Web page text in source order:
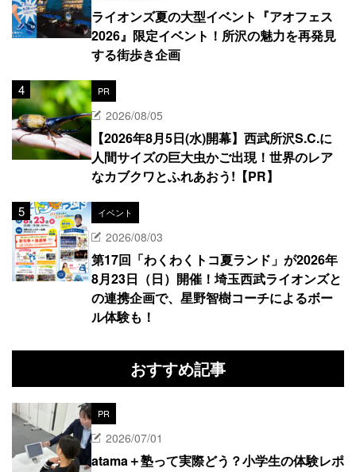
ライオンズ夏の大型イベント『アオフェス
2026』限定イベント！所沢の魅力を再発見
する街歩き企画
PR
2026/08/05
【2026年8月5日(水)開幕】西武所沢S.C.に
人間サイズの巨大虫かご出現！世界のレア
なカブクワとふれあおう!【PR】
イベント
2026/08/03
第17回「わくわくトコ夏ランド」が2026年
8月23日（日）開催！埼玉西武ライオンズと
の連携企画で、星野智樹コーチによるボー
ル体験も！
おすすめ記事
PR
2026/07/01
atama＋塾って実際どう？小学生の体験レポ